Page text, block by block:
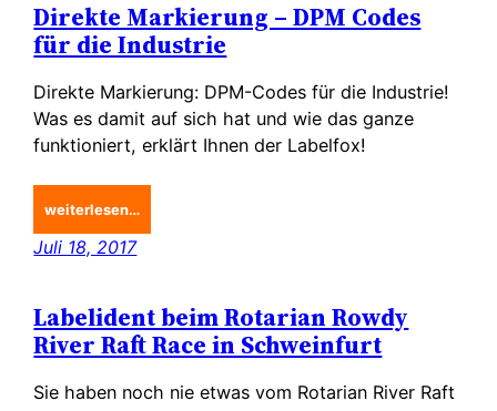
Direkte Markierung – DPM Codes
für die Industrie
Direkte Markierung: DPM-Codes für die Industrie!
Was es damit auf sich hat und wie das ganze
funktioniert, erklärt Ihnen der Labelfox!
weiterlesen…
Juli 18, 2017
Labelident beim Rotarian Rowdy
River Raft Race in Schweinfurt
Sie haben noch nie etwas vom Rotarian River Raft